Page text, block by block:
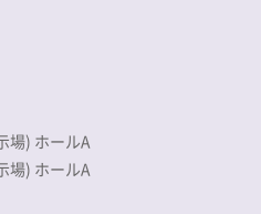
場) ホールA
場) ホールA